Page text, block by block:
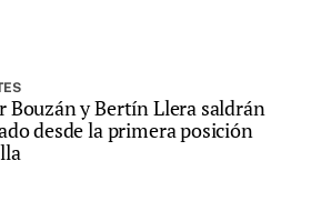
Bouzán y Bertín Llera saldrán
desde la primera posición